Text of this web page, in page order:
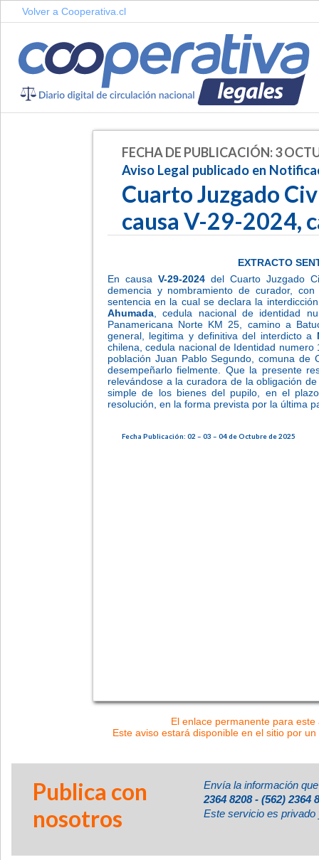
Volver a Cooperativa.cl
FECHA DE PUBLICACIÓN: 3
Aviso Legal publicado en
Cuarto Juzgado
causa V-29-2024,
EXTRACTO
En causaV-29-2024 del Cuarto Juzgado
demencia y nombramiento de curador,
sentencia en la cual se declara la
Ahumada , cedula nacional de identidad
Panamericana Norte KM 25, camino a
general, legitima y definitiva del interdicto a
chilena, cedula nacional de Identidad
población Juan Pablo Segundo, comuna
desempeñarlo fielmente. Que la presente
relevándose a la curadora de la obligación
simple de los bienes del pupilo, en el
resolución, en la forma prevista por la última
Fecha Publicación: 02 – 03 – 04 de Octubre de 2025
El enlace permanente para
Este aviso estará disponible en el sitio por
Publica con
nosotros
Envía la información
2364 8208 - (562) 2364
Este servicio es privado